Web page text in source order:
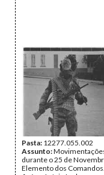
Pasta: 12277.055.002
Assunto:
durante o 25 de
Elemento dos